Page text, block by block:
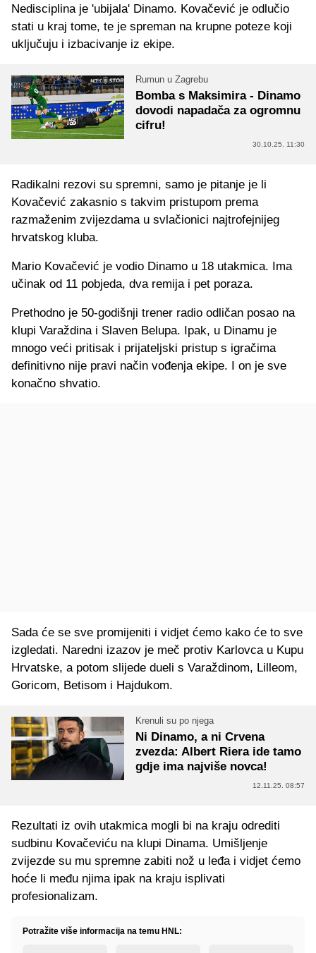
Nedisciplina je 'ubijala' Dinamo. Kovačević je odlučio
stati u kraj tome, te je spreman na krupne poteze koji
uključuju i izbacivanje iz ekipe.
Rumun u Zagrebu
Bomba s Maksimira - Dinamo
dovodi napadača za ogromnu
cifru!
30.10.25. 11:30
Radikalni rezovi su spremni, samo je pitanje je li
Kovačević zakasnio s takvim pristupom prema
razmaženim zvijezdama u svlačionici najtrofejnijeg
hrvatskog kluba.
Mario Kovačević je vodio Dinamo u 18 utakmica. Ima
učinak od 11 pobjeda, dva remija i pet poraza.
Prethodno je 50-godišnji trener radio odličan posao na
klupi Varaždina i Slaven Belupa. Ipak, u Dinamu je
mnogo veći pritisak i prijateljski pristup s igračima
definitivno nije pravi način vođenja ekipe. I on je sve
konačno shvatio.
Sada će se sve promijeniti i vidjet ćemo kako će to sve
izgledati. Naredni izazov je meč protiv Karlovca u Kupu
Hrvatske, a potom slijede dueli s Varaždinom, Lilleom,
Goricom, Betisom i Hajdukom.
Krenuli su po njega
Ni Dinamo, a ni Crvena
zvezda: Albert Riera ide tamo
gdje ima najviše novca!
12.11.25. 08:57
Rezultati iz ovih utakmica mogli bi na kraju odrediti
sudbinu Kovačeviću na klupi Dinama. Umišljenje
zvijezde su mu spremne zabiti nož u leđa i vidjet ćemo
hoće li među njima ipak na kraju isplivati
profesionalizam.
Potražite više informacija na temu HNL: